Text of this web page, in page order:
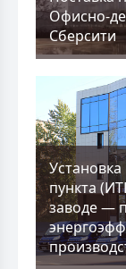
Офисно-
Сберсити
пункта
заводе —